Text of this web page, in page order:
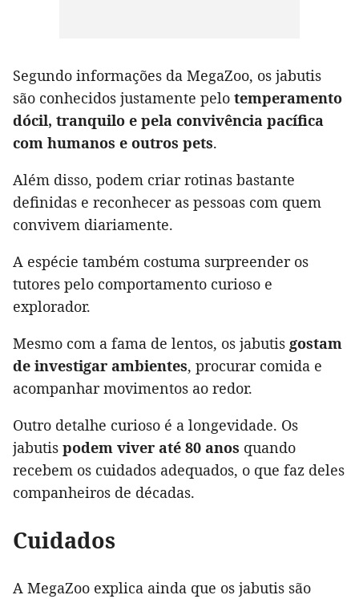
Segundo informações da MegaZoo, os jabutis
são conhecidos justamente pelo temperamento
dócil, tranquilo e pela convivência pacífica
com humanos e outros pets.
Além disso, podem criar rotinas bastante
definidas e reconhecer as pessoas com quem
convivem diariamente.
A espécie também costuma surpreender os
tutores pelo comportamento curioso e
explorador.
Mesmo com a fama de lentos, os jabutis gostam
de investigar ambientes, procurar comida e
acompanhar movimentos ao redor.
Outro detalhe curioso é a longevidade. Os
jabutis podem viver até 80 anos quando
recebem os cuidados adequados, o que faz deles
companheiros de décadas.
Cuidados
A MegaZoo explica ainda que os jabutis são